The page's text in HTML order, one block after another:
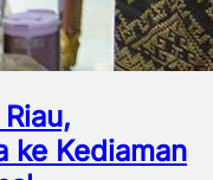
ke Kediaman